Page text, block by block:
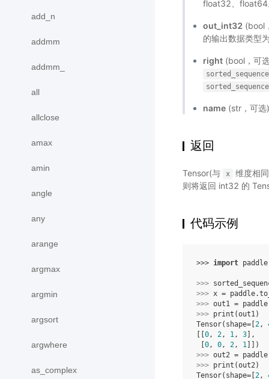
add_n
addmm
addmm_
all
allclose
amax
amin
angle
any
arange
argmax
argmin
argsort
argwhere
as_complex
float32、float64
out_int32 (bool
的输出数据类型
right (bool，可
sorted_sequence
sorted_sequence
name (str，可
返回
Tensor(与 x
维度相
则将返回 int32 的
代码示例
>>> import paddle
>>>
>>> x = paddle.
>>> out1 = paddle
>>> print (out1)
Tensor(shape=[ 2,
0, 2, 1, 3 ],
0, 0, 2, 1 ]])
>>> out2 = paddle
>>> print (out2)
Tensor(shape=[ 2,